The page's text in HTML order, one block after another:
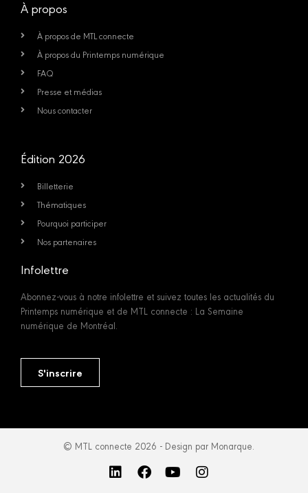
À propos
À propos de MTL connecte
À propos du Printemps numérique
FAQ
Presse et médias
Nous contacter
Édition 2026
Billetterie
Thématiques
Pourquoi participer
Nos partenaires
Infolettre
Abonnez-vous à notre infolettre et suivez toutes les actualités du
Printemps numérique et de MTL connecte : La Semaine
numérique de Montréal.
S'inscrire
© MTL connecte 2026 - Design par Monarque.